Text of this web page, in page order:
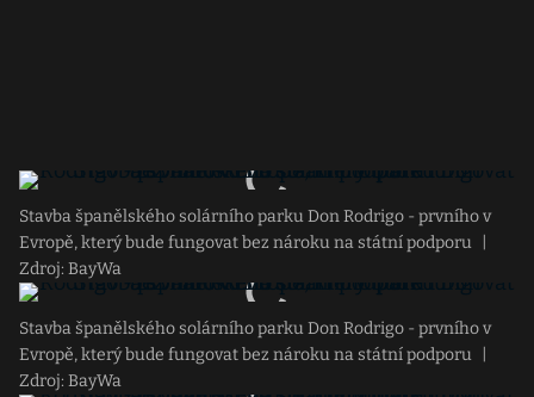
Stavba španělského solárního parku Don Rodrigo - prvního v
Evropě, který bude fungovat bez nároku na státní podporu
Zdroj: BayWa
Stavba španělského solárního parku Don Rodrigo - prvního v
Evropě, který bude fungovat bez nároku na státní podporu
Zdroj: BayWa